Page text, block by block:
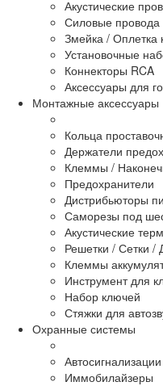
Акустические
Силовые провода
Змейка / Оплетка
Установочные
Коннекторы RCA
Аксессуары для
Монтажные аксессуары
Кольца
Держатели
Клеммы /
Предохранители
Дистрибьюторы
Саморезы под
Акустические
Решетки / Сетки /
Клеммы
Инструмент для
Набор ключей
Стяжки для
Охранные системы
Автосигнализации
Иммобилайзеры